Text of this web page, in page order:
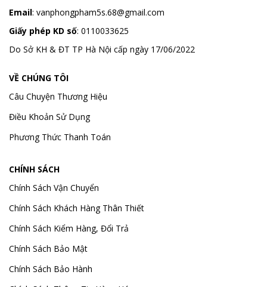
Email: vanphongpham5s.68@gmail.com
Giấy phép KD số: 0110033625
Do Sở KH & ĐT TP Hà Nội cấp ngày 17/06/2022
VỀ CHÚNG TÔI
Câu Chuyện Thương Hiệu
Điều Khoản Sử Dụng
Phương Thức Thanh Toán
CHÍNH SÁCH
Chính Sách Vận Chuyển
Chính Sách Khách Hàng Thân Thiết
Chính Sách Kiểm Hàng, Đổi Trả
Chính Sách Bảo Mật
Chính Sách Bảo Hành